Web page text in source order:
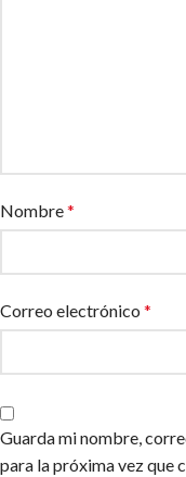
Nombre*
Correo electrónico *
Guarda mi nombre,
para la próxima vez que